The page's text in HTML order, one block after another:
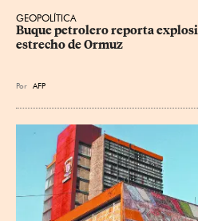
GEOPOLÍTICA
Buque petrolero reporta
estrecho de Ormuz
Por AFP